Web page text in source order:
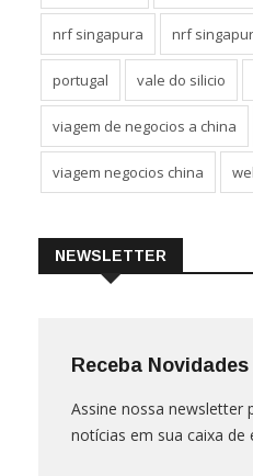
nrf singapura nrf
portugal vale do silicio
viagem de negocios a china
viagem negocios china
NEWSLETTER
Receba Novidades
Assine nossa newsletter
notícias em sua caixa de